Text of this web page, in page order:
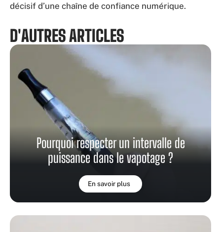
décisif d’une chaîne de confiance numérique.
D'AUTRES ARTICLES
Pourquoi respecter un intervalle de
puissance dans le vapotage ?
En savoir plus